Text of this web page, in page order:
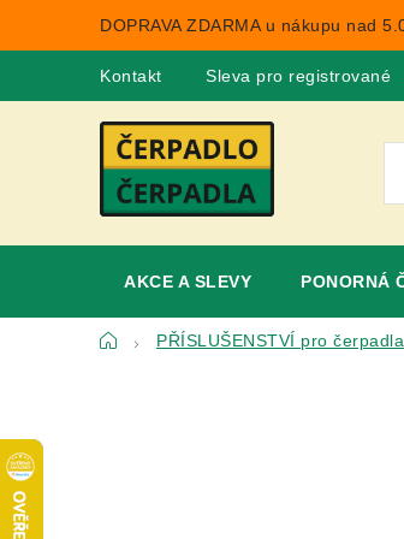
DOPRAVA ZDARMA u nákupu nad
Kontakt Sleva pro registrované
AKCE A SLEVY PONORNÁ
DomůPŘÍSLUŠENSTVÍ pro čerpadla